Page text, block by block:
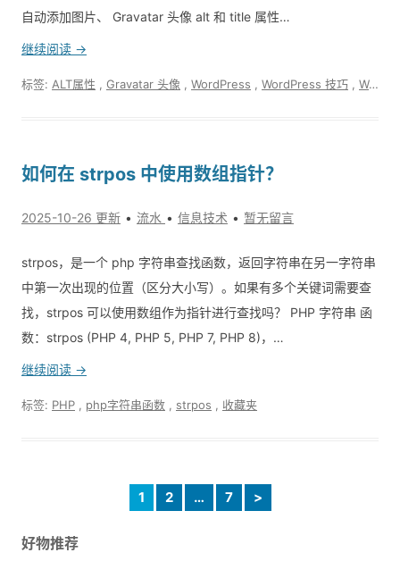
自动添加图片、 Gravatar 头像 alt 和 title 属性…
继续阅读 →
标签: ALT属性 Gravatar 头像 WordPress WordPress 技巧 WordPress 自动图片 alt
如何在 strpos 中使用数组指针？
2025-10-26 更新 流水 信息技术 暂无留言
strpos，是一个 php 字符串查找函数，返回字符串在另一字符串
中第一次出现的位置（区分大小写）。如果有多个关键词需要查
找，strpos 可以使用数组作为指针进行查找吗？ PHP 字符串 函
数：strpos (PHP 4, PHP 5, PHP 7, PHP 8)，…
继续阅读 →
标签: PHP php字符串函数 strpos 收藏夹
1 2 … 7 >
好物推荐